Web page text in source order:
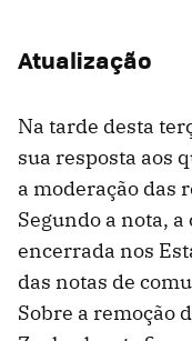
Atualização
Na tarde desta
sua resposta aos
a moderação das
Segundo a nota, a
encerrada nos
das notas de
Sobre a remoção